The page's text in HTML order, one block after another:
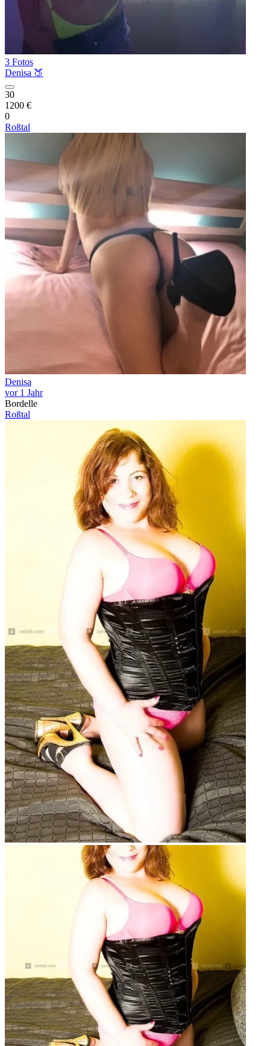
3 Fotos
Denisa 🍑
30
1200 €
0
Roßtal
Denisa
vor 1 Jahr
Bordelle
Roßtal